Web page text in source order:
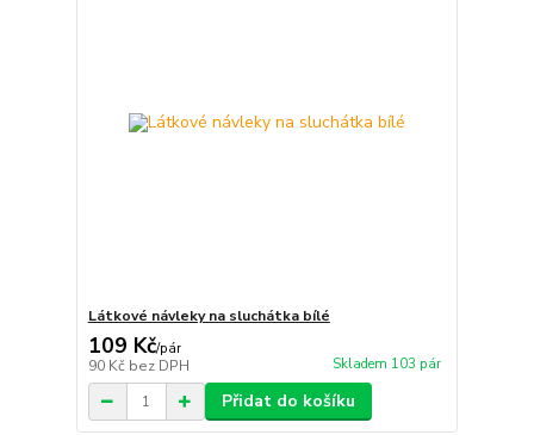
Látkové návleky na sluchátka bílé
109 Kč/pár
90 Kč bez DPH Skladem 103 pár
Přidat do košíku